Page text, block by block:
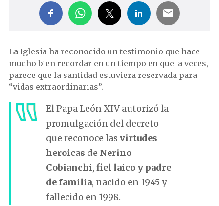
La Iglesia ha reconocido un testimonio que hace
mucho bien recordar en un tiempo en que, a veces,
parece que la santidad estuviera reservada para
“vidas extraordinarias”.
El Papa León XIV autorizó la
promulgación del decreto
que reconoce las virtudes
heroicas de Nerino
Cobianchi, fiel laico y padre
de familia, nacido en 1945 y
fallecido en 1998.